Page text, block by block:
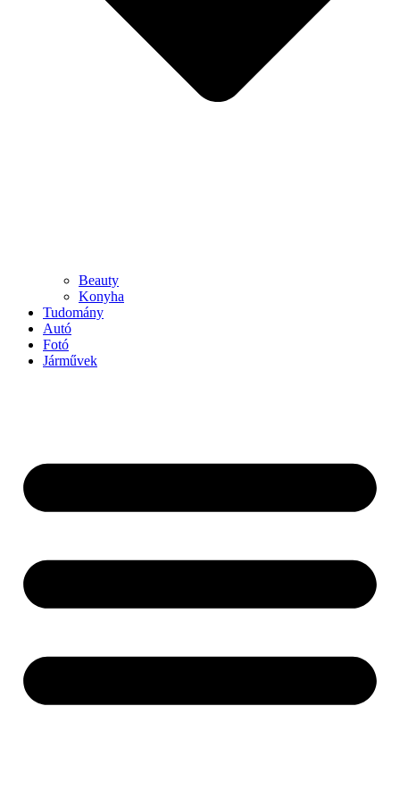
Beauty
Konyha
Tudomány
Autó
Fotó
Járművek